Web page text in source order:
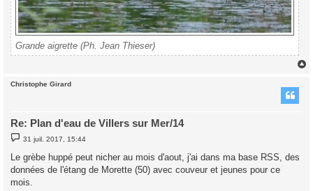
Grande aigrette (Ph. Jean Thieser)
Christophe Girard
Re: Plan d'eau de Villers sur Mer/14
M
s
a
g
e
31 juil. 2017, 15:44
Le grèbe huppé peut nicher au mois d'aout, j'ai dans ma base RSS, des
données de l'étang de Morette (50) avec couveur et jeunes pour ce
mois.